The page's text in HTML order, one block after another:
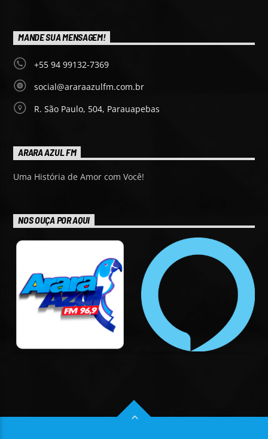
MANDE SUA MENSAGEM!
+55 94 99132-7369
social@araraazulfm.com.br
R. São Paulo, 504, Parauapebas
ARARA AZUL FM
Uma História de Amor com Você!
NOS OUÇA POR AQUI